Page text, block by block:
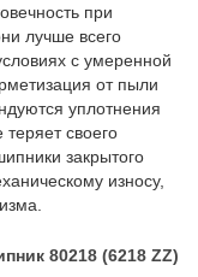
при
лучше всего
с умеренной
от пыли
уплотнения
своего
закрытого
износу,
80218 (6218 ZZ)